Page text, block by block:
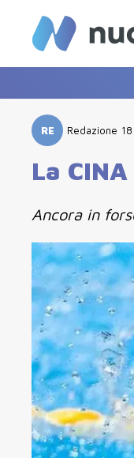
RE Redazione
La
Ancora in